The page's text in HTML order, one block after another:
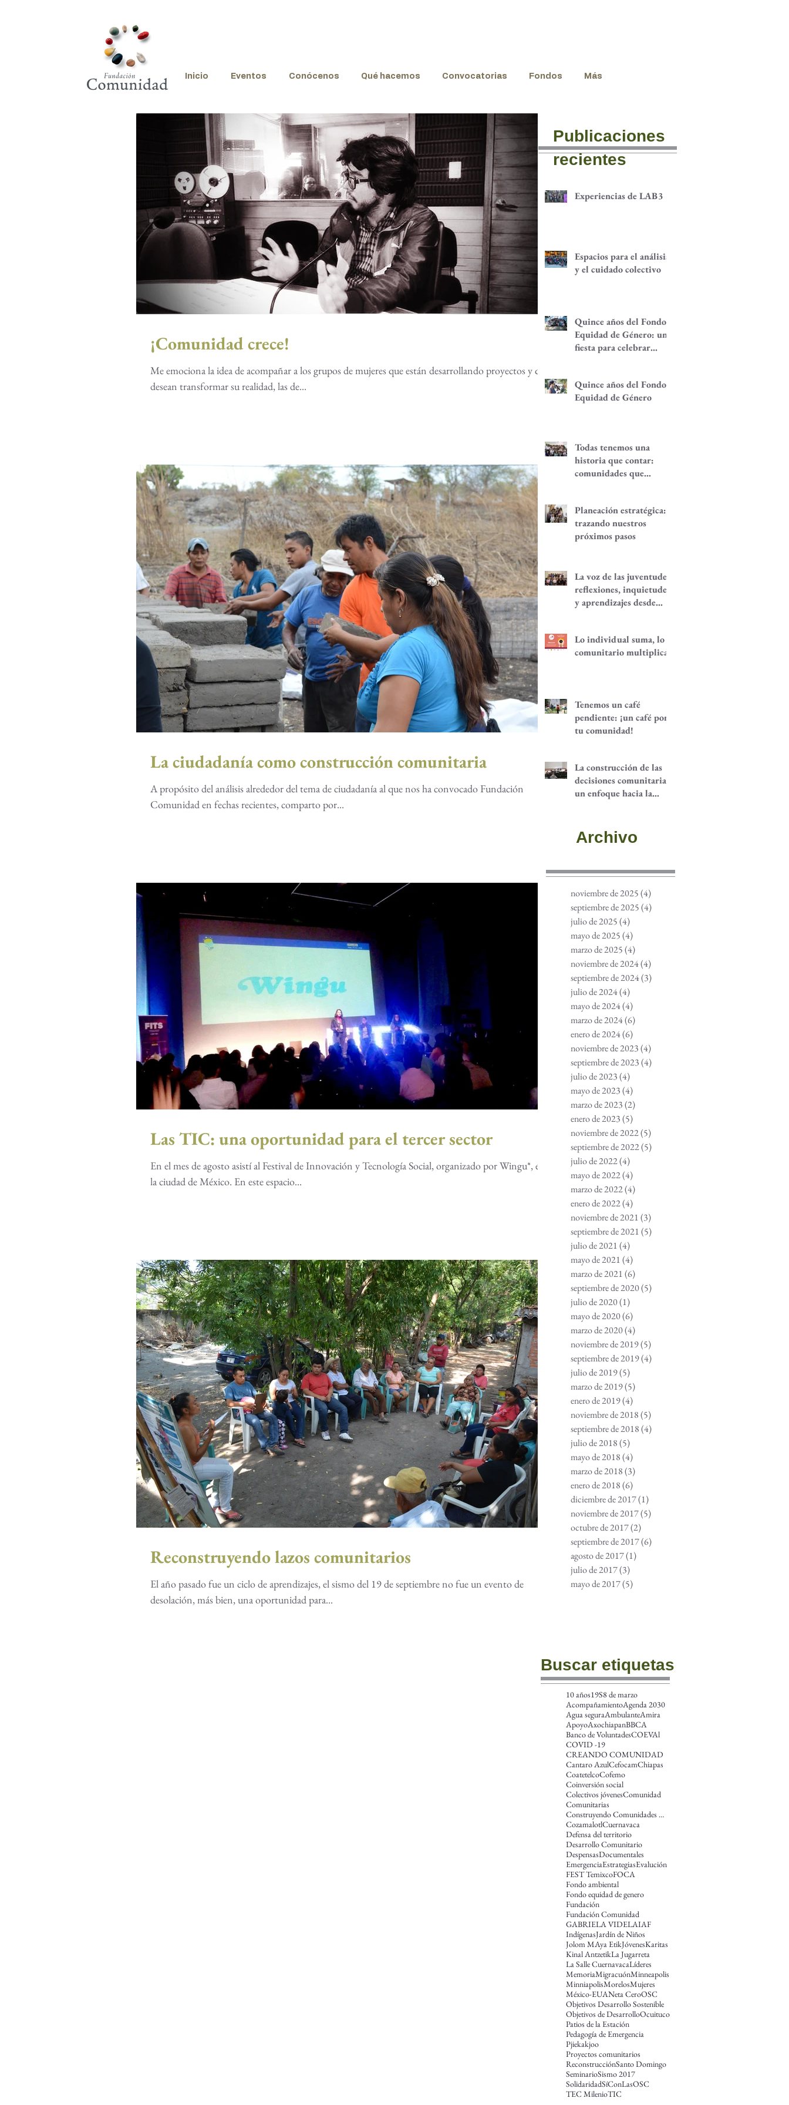
Inicio Eventos Conócenos Qué hacemos Convocatorias Fondos Más
¡Comunidad crece!
Me emociona la idea de acompañar a los grupos de mujeres que están desarrollando proyectos y que
desean transformar su realidad, las de...
La ciudadanía como construcción comunitaria
A propósito del análisis alrededor del tema de ciudadanía al que nos ha convocado Fundación
Comunidad en fechas recientes, comparto por...
Las TIC: una oportunidad para el tercer sector
En el mes de agosto asistí al Festival de Innovación y Tecnología Social, organizado por Wingu*, en
la ciudad de México. En este espacio...
Reconstruyendo lazos comunitarios
El año pasado fue un ciclo de aprendizajes, el sismo del 19 de septiembre no fue un evento de
desolación, más bien, una oportunidad para...
Publicaciones
recientes
Experiencias de LAB3
Espacios para el análisis
y el cuidado colectivo
Quince años del Fondo
Equidad de Género: una
fiesta para celebrar
mujeres y alternativas
económicas
Quince años del Fondo
Equidad de Género
Todas tenemos una
historia que contar:
comunidades que
Planeación estratégica:
trazando nuestros
próximos pasos
La voz de las juventudes:
reflexiones, inquietudes
y aprendizajes desde
Lo individual suma, lo
comunitario multiplica
Tenemos un café
pendiente: ¡un café por
tu comunidad!
La construcción de las
decisiones comunitarias,
un enfoque hacia la
Archivo
noviembre de 2025(4)
septiembre de 2025(4)
julio de 2025(4)
mayo de 2025(4)
marzo de 2025(4)
noviembre de 2024(4)
septiembre de 2024(3)
julio de 2024(4)
mayo de 2024(4)
marzo de 2024(6)
enero de 2024(6)
noviembre de 2023(4)
septiembre de 2023(4)
julio de 2023(4)
mayo de 2023(4)
marzo de 2023(2)
enero de 2023(5)
noviembre de 2022(5)
septiembre de 2022(5)
julio de 2022(4)
mayo de 2022(4)
marzo de 2022(4)
enero de 2022(4)
noviembre de 2021(3)
septiembre de 2021(5)
julio de 2021(4)
mayo de 2021(4)
marzo de 2021(6)
septiembre de 2020(5)
julio de 2020(1)
mayo de 2020(6)
marzo de 2020(4)
noviembre de 2019(5)
septiembre de 2019(4)
julio de 2019(5)
marzo de 2019(5)
enero de 2019(4)
noviembre de 2018(5)
septiembre de 2018(4)
julio de 2018(5)
mayo de 2018(4)
marzo de 2018(3)
enero de 2018(6)
diciembre de 2017(1)
noviembre de 2017(5)
octubre de 2017(2)
septiembre de 2017(6)
agosto de 2017(1)
julio de 2017(3)
mayo de 2017(5)
Buscar etiquetas
10 años19S8 de marzo
AcompañamientoAgenda 2030
Agua seguraAmbulanteAmira
ApoyoAxochiapanBBCA
Banco de VoluntadesCOEVAl
COVID -19
CREANDO COMUNIDAD
Cantaro AzulCefocamChiapas
CoatetelcoCofemo
Coinversión social
Colectivos jóvenesComunidad
Comunitarias
Construyendo Comunidades más amplias en las Améric
CozamalotlCuernavaca
Defensa del territorio
Desarrollo Comunitario
DespensasDocumentales
EmergenciaEstrategiasEvalución
FEST TemixcoFOCA
Fondo ambiental
Fondo equidad de genero
Fundación
Fundación Comunidad
GABRIELA VIDELAIAF
IndígenasJardín de Niños
Jolom MAya EtikJóvenesKaritas
Kinal AntzetikLa Jugarreta
La Salle CuernavacaLíderes
MemoriaMigracuónMinneapolis
MinniapolisMorelosMujeres
México-EUANeta CeroOSC
Objetivos Desarrollo Sostenible
Objetivos de DesarrolloOcuituco
Patios de la Estación
Pedagogía de Emergencia
Pjiekakjoo
Proyectos comunitarios
ReconstrucciónSanto Domingo
SeminarioSismo 2017
SolidaridadSíConLasOSC
TEC MilenioTIC